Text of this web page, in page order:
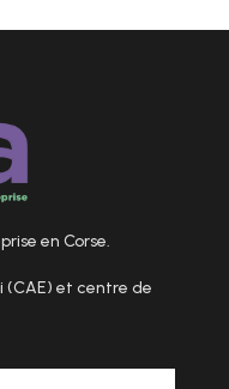
en Corse.
(CAE) et centre de